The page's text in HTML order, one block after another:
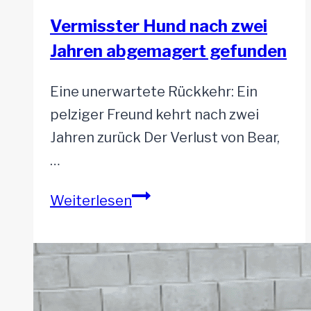
Vermisster Hund nach zwei
Jahren abgemagert gefunden
Eine unerwartete Rückkehr: Ein
pelziger Freund kehrt nach zwei
Jahren zurück Der Verlust von Bear,
…
WeiterlesenVermisster
nach
Jahren